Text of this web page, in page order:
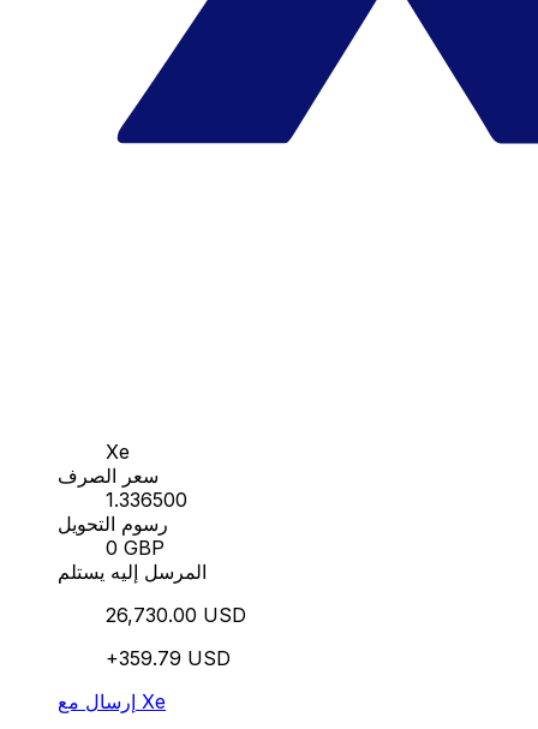
Xe
سعر الصرف
1.336500
رسوم التحويل
0 GBP
المرسل إليه يستلم
26,730.00 USD
+359.79 USD
إرسال مع Xe